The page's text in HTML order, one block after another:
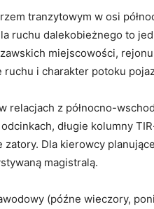
tranzytowym w osi
ruchu dalekobieżnego to
miejscowości,
ruchu i charakter potoku
relacjach z północno-
długie kolumny
Dla kierowcy
magistralą.
(późne wieczory,